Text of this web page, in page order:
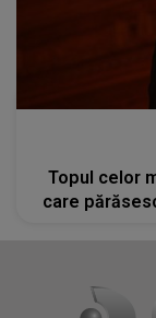
Topul celor
care